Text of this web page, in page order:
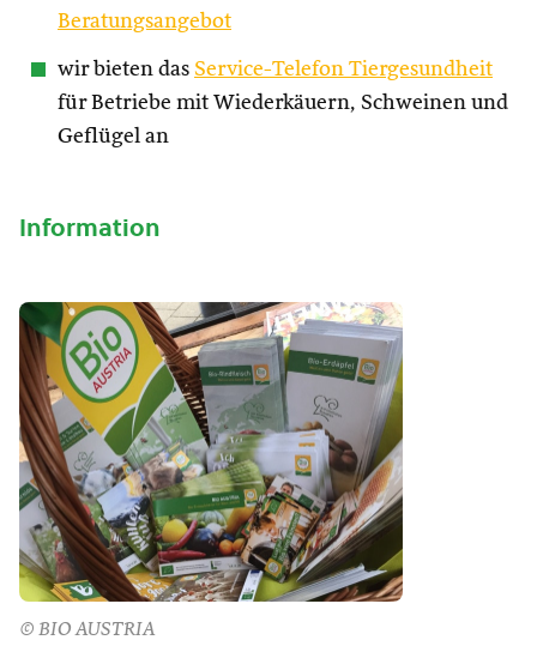
Beratungsangebot
wir bieten das Service-Telefon Tiergesundheit
für Betriebe mit Wiederkäuern, Schweinen und
Geflügel an
Information
© BIO AUSTRIA